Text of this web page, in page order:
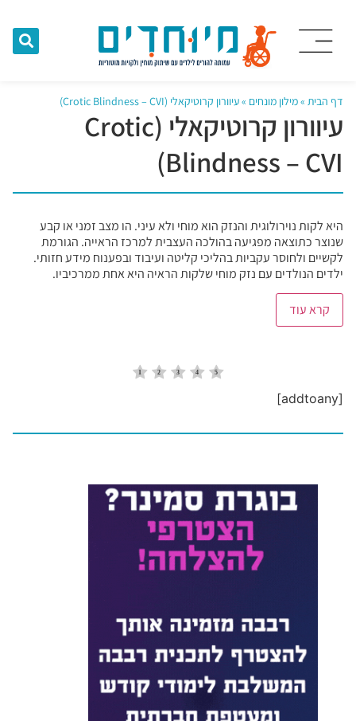
דף הבית »מילון מונחים »עיוורון קרוטיקאלי (Crotic Blindness – CVI)
עיוורון קרוטיקאלי (Crotic
Blindness – CVI)
היא לקות נוירולוגית והנזק הוא מוחי ולא עיני. הו מצב זמני או קבע
שנוצר כתוצאה מפגיעה בהולכה העצבית למרכז הראייה. הגורמת
לקשיים ולחוסר עקביות בהליכי קליטה ועיבוד ובפענוח מידע חזותי.
ילדים הנולדים עם נזק מוחי שלקות הראיה היא אחת ממרכיביו.
קרא עוד
[addtoany]